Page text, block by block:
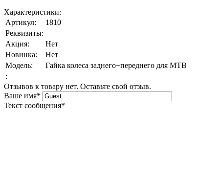
Характеристики:
Артикул:
1810
Реквизиты:
Акция:
Нет
Новинка:
Нет
Модель:
Гайка колеса заднего+переднего для МТВ
:
Отзывов к товару нет. Оставьте свой отзыв.
Ваше имя*
Текст сообщения*